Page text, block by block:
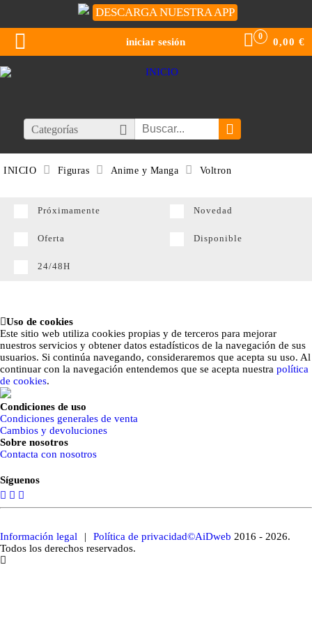
DESCARGA NUESTRA APP
0 0,00 €
iniciar sesión
Categorías
INICIO Figuras Anime y Manga Voltron
Próximamente Novedad
Oferta Disponible
24/48H
Uso de cookies
Este sitio web utiliza cookies propias y de terceros para mejorar
nuestros servicios y obtener datos estadísticos de la navegación de sus
usuarios. Si continúa navegando, consideraremos que acepta su uso. Al
continuar con la navegación entendemos que se acepta nuestra política
de cookies.
Condiciones de uso
Condiciones generales de venta
Cambios y devoluciones
Sobre nosotros
Contacta con nosotros
Síguenos
Información legal | Política de privacidad©AiDweb 2016 - 2026.
Todos los derechos reservados.